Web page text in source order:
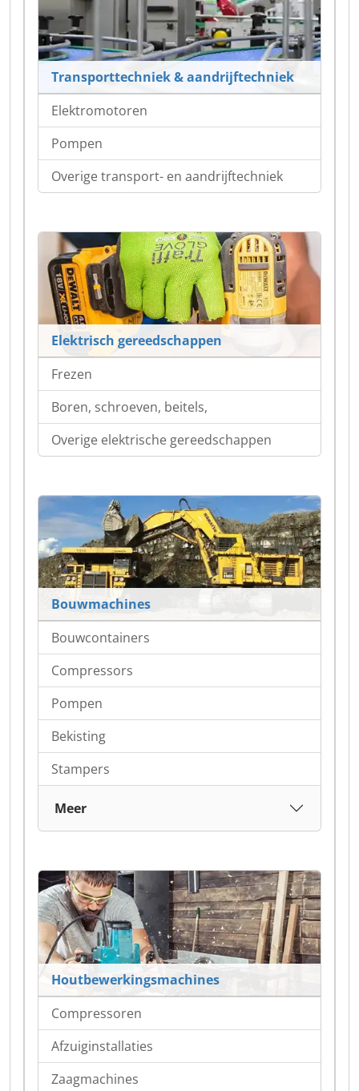
Transporttechniek & aandrijftechniek
Elektromotoren
Pompen
Overige transport- en aandrijftechniek
Elektrisch gereedschappen
Frezen
Boren, schroeven, beitels,
Overige elektrische gereedschappen
Bouwmachines
Bouwcontainers
Compressors
Pompen
Bekisting
Stampers
Meer
Houtbewerkingsmachines
Compressoren
Afzuiginstallaties
Zaagmachines